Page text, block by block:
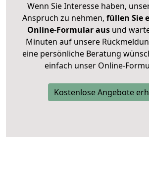
Wenn Sie Interesse haben,
Anspruch zu nehmen, füllen Sie
Online-Formular ausund
Minuten auf unsere
eine persönliche Beratung
einfach unser Online-
Kostenlose Angebote